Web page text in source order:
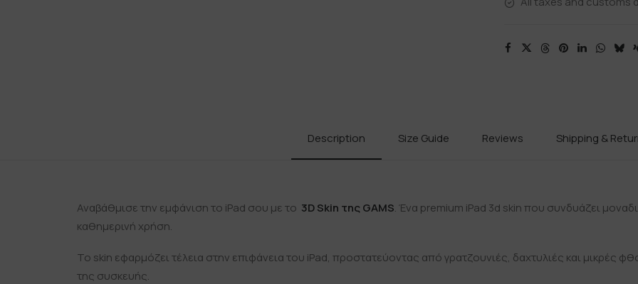
Description Size Guide Reviews Shipping &
Αναβάθμισε την εμφάνιση το iPad σου με το 3D Skin της GAMS. Ένα premium iPad 3d skin που συνδυάζει
καθημερινή χρήση.
Το skin εφαρμόζει τέλεια στην επιφάνεια του iPad, προστατεύοντας από γρατζουνιές, δαχτυλιές και μικρές
της συσκευής.